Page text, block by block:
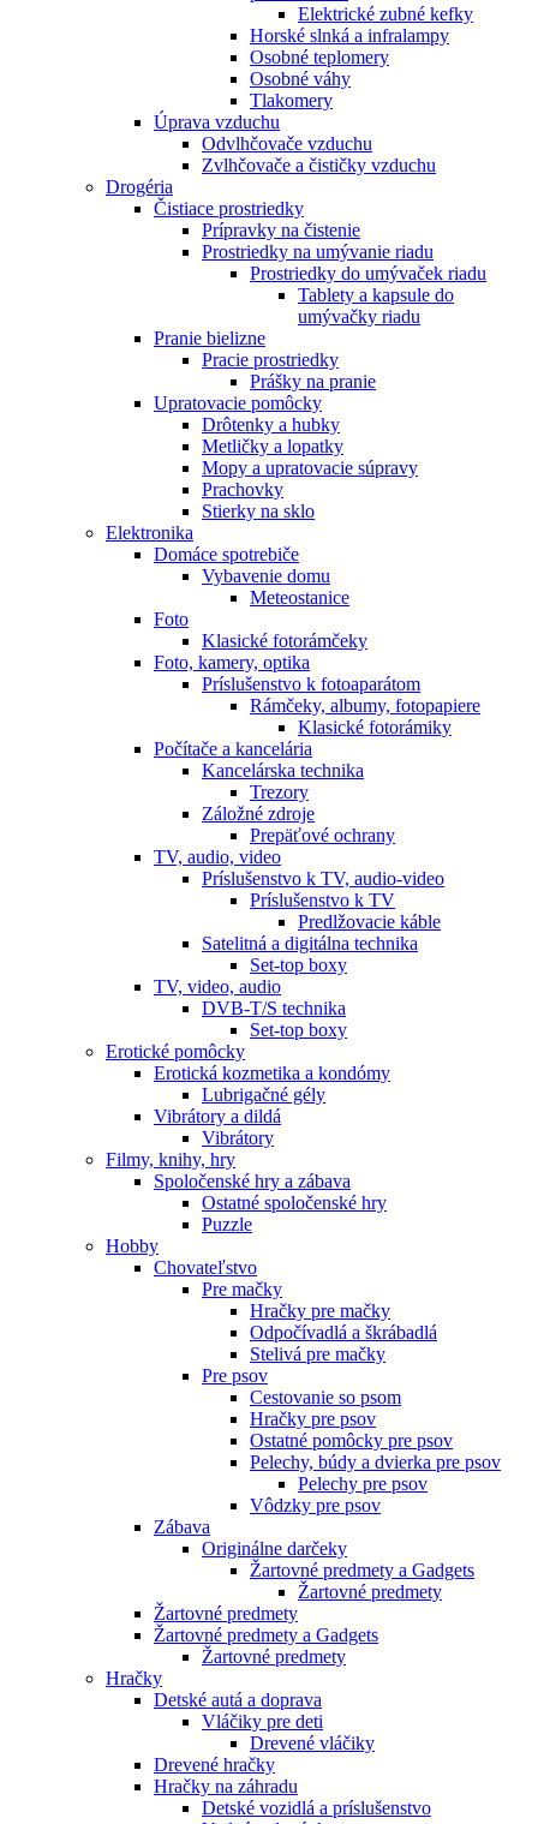
Elektrické zubné kefky
Horské slnká a infralampy
Osobné teplomery
Osobné váhy
Tlakomery
Úprava vzduchu
Odvlhčovače vzduchu
Zvlhčovače a čističky vzduchu
Drogéria
Čistiace prostriedky
Prípravky na čistenie
Prostriedky na umývanie riadu
Prostriedky do umývaček riadu
Tablety a kapsule do
umývačky riadu
Pranie bielizne
Pracie prostriedky
Prášky na pranie
Upratovacie pomôcky
Drôtenky a hubky
Metličky a lopatky
Mopy a upratovacie súpravy
Prachovky
Stierky na sklo
Elektronika
Domáce spotrebiče
Vybavenie domu
Meteostanice
Foto
Klasické fotorámčeky
Foto, kamery, optika
Príslušenstvo k fotoaparátom
Rámčeky, albumy, fotopapiere
Klasické fotorámiky
Počítače a kancelária
Kancelárska technika
Trezory
Záložné zdroje
Prepäťové ochrany
TV, audio, video
Príslušenstvo k TV, audio-video
Príslušenstvo k TV
Predlžovacie káble
Satelitná a digitálna technika
Set-top boxy
TV, video, audio
DVB-T/S technika
Set-top boxy
Erotické pomôcky
Erotická kozmetika a kondómy
Lubrigačné gély
Vibrátory a dildá
Vibrátory
Filmy, knihy, hry
Spoločenské hry a zábava
Ostatné spoločenské hry
Puzzle
Hobby
Chovateľstvo
Pre mačky
Hračky pre mačky
Odpočívadlá a škrábadlá
Stelivá pre mačky
Pre psov
Cestovanie so psom
Hračky pre psov
Ostatné pomôcky pre psov
Pelechy, búdy a dvierka pre psov
Pelechy pre psov
Vôdzky pre psov
Zábava
Originálne darčeky
Žartovné predmety a Gadgets
Žartovné predmety
Žartovné predmety
Žartovné predmety a Gadgets
Žartovné predmety
Hračky
Detské autá a doprava
Vláčiky pre deti
Drevené vláčiky
Drevené hračky
Hračky na záhradu
Detské vozidlá a príslušenstvo